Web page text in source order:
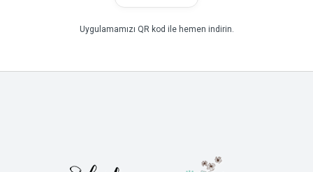
Uygulamamızı QR kod ile hemen indirin.